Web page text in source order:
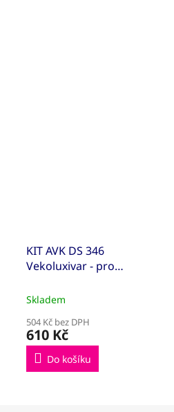
KIT AVK DS 346
Vekoluxivar - pro
1/2"xEK; 15x1; rohové
Skladem
504 Kč bez DPH
610 Kč
Do košíku